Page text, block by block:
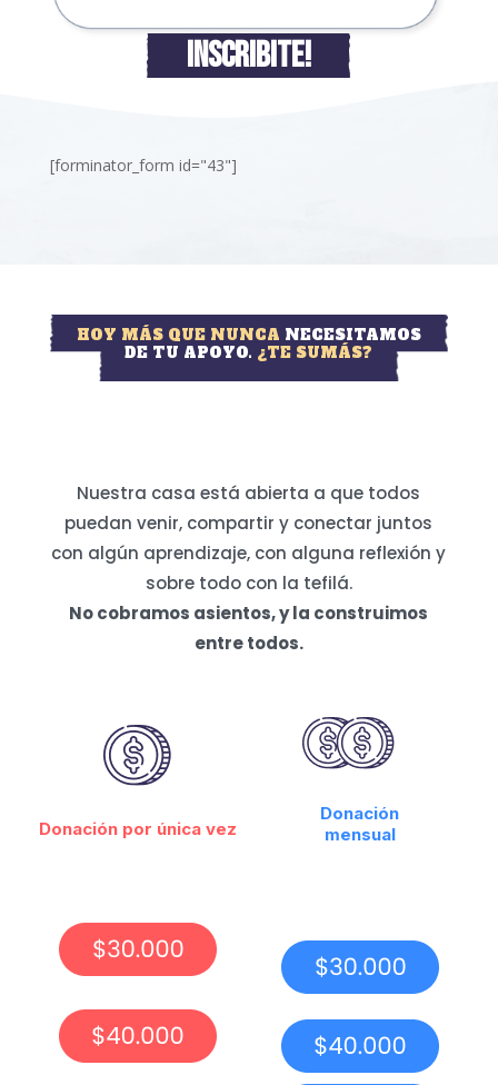
INSCRIBITE!
[forminator_form id="43"]
HOY MÁS QUE NUNCA NECESITAMOS
DE TU APOYO. ¿TE SUMÁS?
Nuestra casa está abierta a que todos
puedan venir, compartir y conectar juntos
con algún aprendizaje, con alguna reflexión y
sobre todo con la tefilá.
No cobramos asientos, y la construimos
entre todos.
Donación por única vez
Donación
mensual